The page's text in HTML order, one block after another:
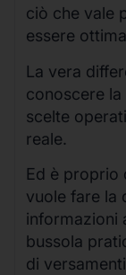
ciò che vale
essere
La vera
conoscere
scelte
reale.
Ed è proprio
vuole fare la
informazioni
bussola
di